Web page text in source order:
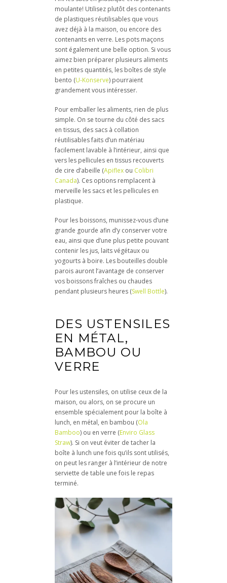
moulante! Utilisez plutôt des contenants
de plastiques réutilisables que vous
avez déjà à la maison, ou encore des
contenants en verre. Les pots maçons
sont également une belle option. Si vous
aimez bien préparer plusieurs aliments
en petites quantités, les boîtes de style
bento (U-Konserve) pourraient
grandement vous intéresser.
Pour emballer les aliments, rien de plus
simple. On se tourne du côté des sacs
en tissus, des sacs à collation
réutilisables faits d’un matériau
facilement lavable à l’intérieur, ainsi que
vers les pellicules en tissus recouverts
de cire d’abeille (Apiflex ou Colibri
Canada). Ces options remplacent à
merveille les sacs et les pellicules en
plastique.
Pour les boissons, munissez-vous d’une
grande gourde afin d’y conserver votre
eau, ainsi que d’une plus petite pouvant
contenir les jus, laits végétaux ou
yogourts à boire. Les bouteilles double
parois auront l’avantage de conserver
vos boissons fraîches ou chaudes
pendant plusieurs heures (Swell Bottle).
DES USTENSILES
EN MÉTAL,
BAMBOU OU
VERRE
Pour les ustensiles, on utilise ceux de la
maison, ou alors, on se procure un
ensemble spécialement pour la boîte à
lunch, en métal, en bambou (Ola
Bamboo) ou en verre (Enviro Glass
Straw). Si on veut éviter de tacher la
boîte à lunch une fois qu’ils sont utilisés,
on peut les ranger à l’intérieur de notre
serviette de table une fois le repas
terminé.